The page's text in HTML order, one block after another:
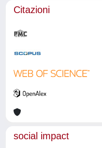
Citazioni
social impact